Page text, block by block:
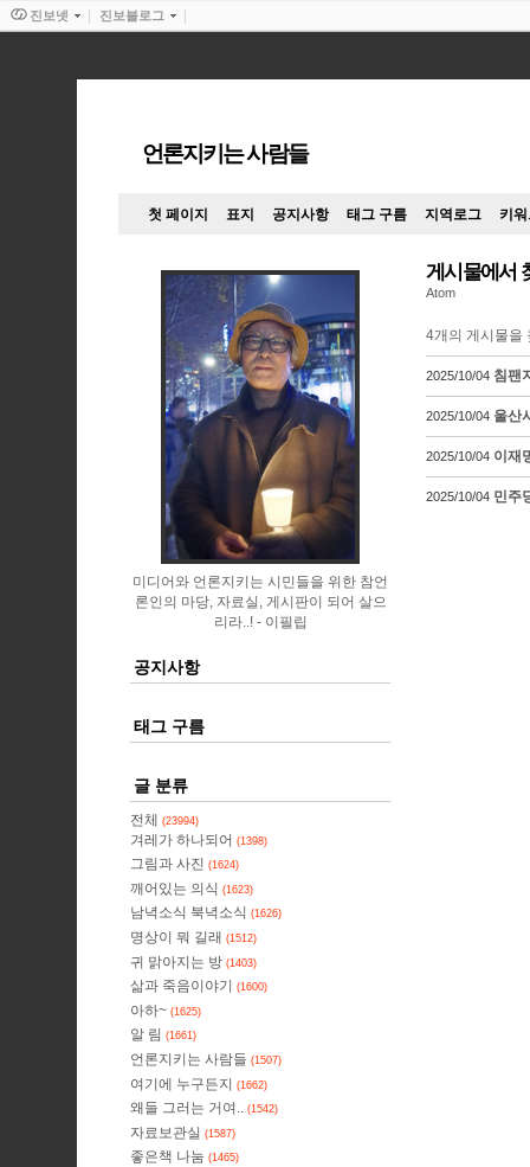
언론지키는 사람들
첫 페이지 표지 공지사항 태그 구름 지역로그 키
게시물에서
Atom
4개의 게시물을
2025/10/04 침팬
2025/10/04 울산
2025/10/04 이재
2025/10/04 민주
미디어와 언론지키는 시민들을 위한 참언
론인의 마당, 자료실, 게시판이 되어 살으
리라..!
이필립
공지사항
태그 구름
글 분류
전체 (23994)
겨레가 하나되어 (1398)
그림과 사진 (1624)
깨어있는 의식 (1623)
남녁소식 북녁소식 (1626)
명상이 뭐 길래 (1512)
귀 맑아지는 방 (1403)
삶과 죽음이야기 (1600)
아하~ (1625)
알 림 (1661)
언론지키는 사람들 (1507)
여기에 누구든지 (1662)
왜들 그러는 거여.. (1542)
자료보관실 (1587)
좋은책 나눔 (1465)
진보넷 진보블로그